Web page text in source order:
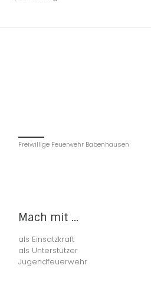
Freiwillige Feuerwehr Babenhausen
Mach mit ...
als Einsatzkraft
als Unterstützer
Jugendfeuerwehr